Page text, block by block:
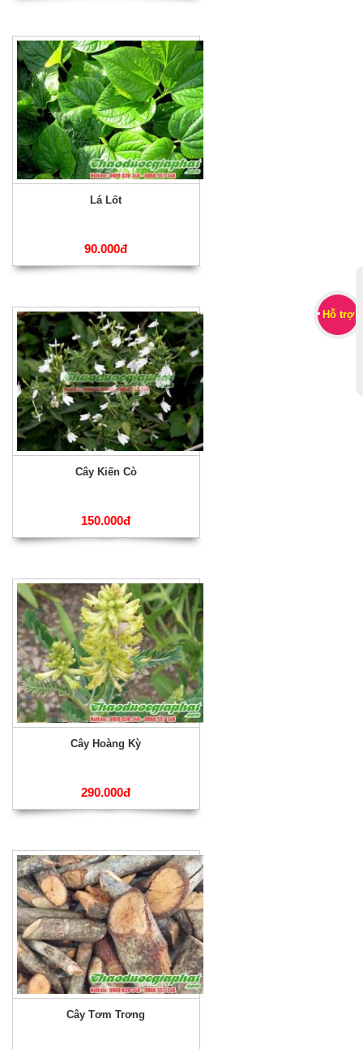
Lá Lốt
90.000đ
Cây Kiến Cò
150.000đ
Cây Hoàng Kỳ
290.000đ
Cây Tơm Trơng
Hỗ trợ